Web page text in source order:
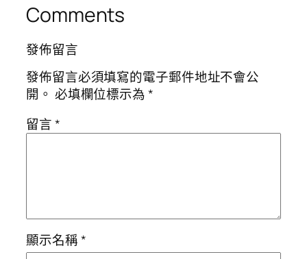
Comments
發佈留言
發佈留言必須填寫的電子郵件地址不會公
開。 必填欄位標示為*
留言*
顯示名稱*